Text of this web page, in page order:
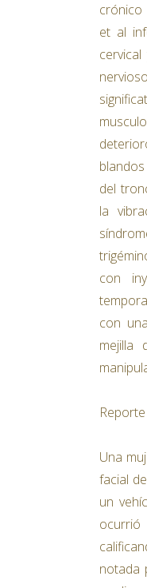
crónico
et al
del
la
con
con
mejilla
Una
facial
un
notada